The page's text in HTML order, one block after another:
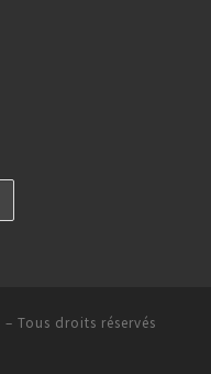
– Tous droits réservés